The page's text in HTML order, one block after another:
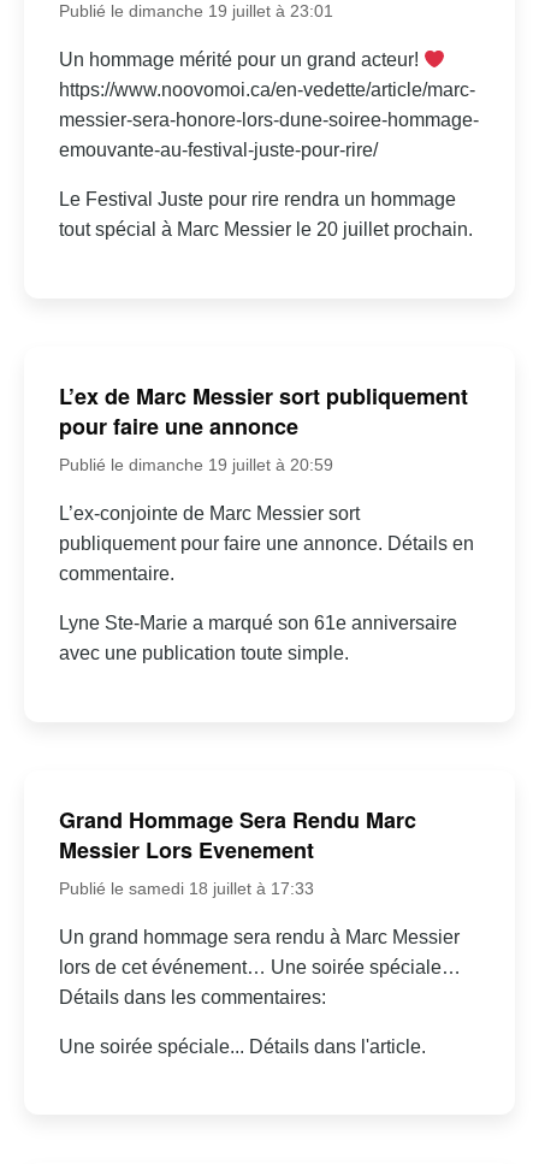
Publié le dimanche 19 juillet à 23:01
Un hommage mérité pour un grand acteur!
https://www.noovomoi.ca/en-vedette/article/marc-
messier-sera-honore-lors-dune-soiree-hommage-
emouvante-au-festival-juste-pour-rire/
Le Festival Juste pour rire rendra un hommage
tout spécial à Marc Messier le 20 juillet prochain.
L’ex de Marc Messier sort publiquement
pour faire une annonce
Publié le dimanche 19 juillet à 20:59
L’ex-conjointe de Marc Messier sort
publiquement pour faire une annonce. Détails en
commentaire.
Lyne Ste-Marie a marqué son 61e anniversaire
avec une publication toute simple.
Grand Hommage Sera Rendu Marc
Messier Lors Evenement
Publié le samedi 18 juillet à 17:33
Un grand hommage sera rendu à Marc Messier
lors de cet événement… Une soirée spéciale…
Détails dans les commentaires:
Une soirée spéciale... Détails dans l'article.